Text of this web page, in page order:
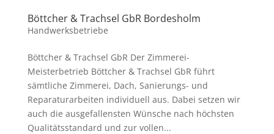
Böttcher & Trachsel GbR Bordesholm
Handwerksbetriebe
Böttcher & Trachsel GbR Der Zimmerei-
Meisterbetrieb Böttcher & Trachsel GbR führt
sämtliche Zimmerei, Dach, Sanierungs- und
Reparaturarbeiten individuell aus. Dabei setzen wir
auch die ausgefallensten Wünsche nach höchsten
Qualitätsstandard und zur vollen...